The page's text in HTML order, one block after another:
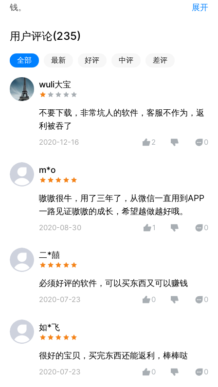
钱。
合作伙伴几乎覆盖所有领域知名电商。
让你钱包嗷嗷叫！
愿你平安喜乐！
展开
用户评论(235)
全部 最新 好评 中评 差评
wuli大宝
不要下载，非常坑人的软件，客服不作为，返
利被吞了
2020-12-16 2 0
m*o
嗷嗷很牛，用了三年了，从微信一直用到APP
一路见证嗷嗷的成长，希望越做越好哦。
2020-08-30 1 0
二*囍
必须好评的软件，可以买东西又可以赚钱
2020-07-23 0 0
如*飞
很好的宝贝，买完东西还能返利，棒棒哒
2020-07-23 0 0